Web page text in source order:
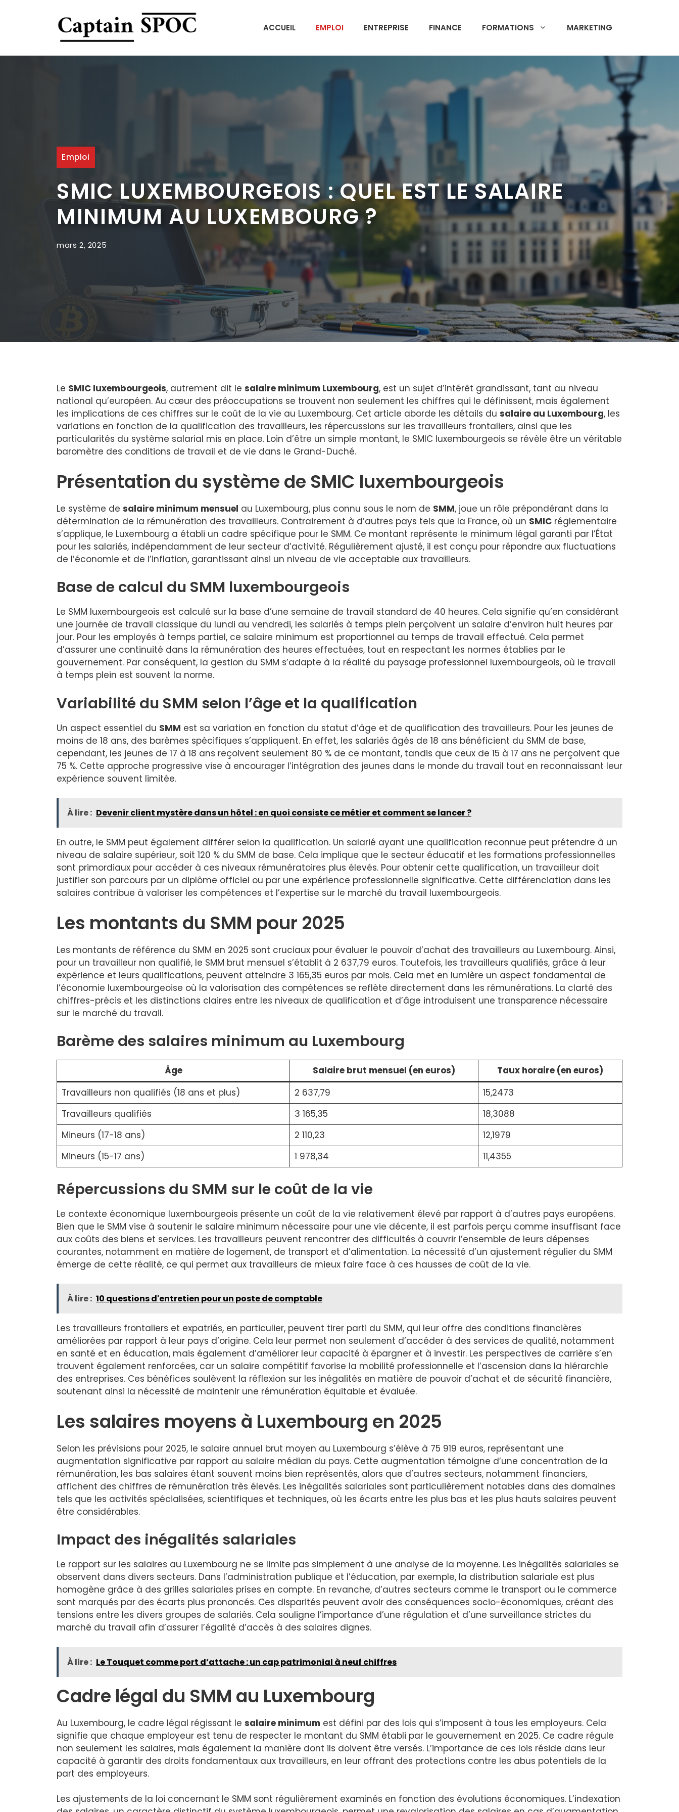
ACCUEIL EMPLOI ENTREPRISE FINANCE FORMATIONS MARKETING
Emploi
SMIC LUXEMBOURGEOIS : QUEL EST LE SALAIRE
MINIMUM AU LUXEMBOURG ?
mars 2, 2025
Le SMIC luxembourgeois, autrement dit le salaire minimum Luxembourg, est un sujet d’intérêt grandissant, tant au niveau
national qu’européen. Au cœur des préoccupations se trouvent non seulement les chiffres qui le définissent, mais également
les implications de ces chiffres sur le coût de la vie au Luxembourg. Cet article aborde les détails du salaire au Luxembourg, les
variations en fonction de la qualification des travailleurs, les répercussions sur les travailleurs frontaliers, ainsi que les
particularités du système salarial mis en place. Loin d’être un simple montant, le SMIC luxembourgeois se révèle être un véritable
baromètre des conditions de travail et de vie dans le Grand-Duché.
Présentation du système de SMIC luxembourgeois
Le système de salaire minimum mensuel au Luxembourg, plus connu sous le nom de SMM, joue un rôle prépondérant dans la
détermination de la rémunération des travailleurs. Contrairement à d’autres pays tels que la France, où un SMIC réglementaire
s’applique, le Luxembourg a établi un cadre spécifique pour le SMM. Ce montant représente le minimum légal garanti par l’État
pour les salariés, indépendamment de leur secteur d’activité. Régulièrement ajusté, il est conçu pour répondre aux fluctuations
de l’économie et de l’inflation, garantissant ainsi un niveau de vie acceptable aux travailleurs.
Base de calcul du SMM luxembourgeois
Le SMM luxembourgeois est calculé sur la base d’une semaine de travail standard de 40 heures. Cela signifie qu’en considérant
une journée de travail classique du lundi au vendredi, les salariés à temps plein perçoivent un salaire d’environ huit heures par
jour. Pour les employés à temps partiel, ce salaire minimum est proportionnel au temps de travail effectué. Cela permet
d’assurer une continuité dans la rémunération des heures effectuées, tout en respectant les normes établies par le
gouvernement. Par conséquent, la gestion du SMM s’adapte à la réalité du paysage professionnel luxembourgeois, où le travail
à temps plein est souvent la norme.
Variabilité du SMM selon l’âge et la qualification
Un aspect essentiel du SMM est sa variation en fonction du statut d’âge et de qualification des travailleurs. Pour les jeunes de
moins de 18 ans, des barèmes spécifiques s’appliquent. En effet, les salariés âgés de 18 ans bénéficient du SMM de base,
cependant, les jeunes de 17 à 18 ans reçoivent seulement 80 % de ce montant, tandis que ceux de 15 à 17 ans ne perçoivent que
75 %. Cette approche progressive vise à encourager l’intégration des jeunes dans le monde du travail tout en reconnaissant leur
expérience souvent limitée.
À lire : Devenir client mystère dans un hôtel : en quoi consiste ce métier et comment se lancer ?
En outre, le SMM peut également différer selon la qualification. Un salarié ayant une qualification reconnue peut prétendre à un
niveau de salaire supérieur, soit 120 % du SMM de base. Cela implique que le secteur éducatif et les formations professionnelles
sont primordiaux pour accéder à ces niveaux rémunératoires plus élevés. Pour obtenir cette qualification, un travailleur doit
justifier son parcours par un diplôme officiel ou par une expérience professionnelle significative. Cette différenciation dans les
salaires contribue à valoriser les compétences et l’expertise sur le marché du travail luxembourgeois.
Les montants du SMM pour 2025
Les montants de référence du SMM en 2025 sont cruciaux pour évaluer le pouvoir d’achat des travailleurs au Luxembourg. Ainsi,
pour un travailleur non qualifié, le SMM brut mensuel s’établit à 2 637,79 euros. Toutefois, les travailleurs qualifiés, grâce à leur
expérience et leurs qualifications, peuvent atteindre 3 165,35 euros par mois. Cela met en lumière un aspect fondamental de
l’économie luxembourgeoise où la valorisation des compétences se reflète directement dans les rémunérations. La clarté des
chiffres-précis et les distinctions claires entre les niveaux de qualification et d’âge introduisent une transparence nécessaire
sur le marché du travail.
Barème des salaires minimum au Luxembourg
Âge Salaire brut mensuel (en euros)
Taux horaire (en euros)
Travailleurs non qualifiés (18 ans et plus)
2 637,79
15,2473
Travailleurs qualifiés
3 165,35
18,3088
Mineurs (17-18 ans)
2 110,23
12,1979
Mineurs (15-17 ans)
1 978,34 11,4355
Répercussions du SMM sur le coût de la vie
Le contexte économique luxembourgeois présente un coût de la vie relativement élevé par rapport à d’autres pays européens.
Bien que le SMM vise à soutenir le salaire minimum nécessaire pour une vie décente, il est parfois perçu comme insuffisant face
aux coûts des biens et services. Les travailleurs peuvent rencontrer des difficultés à couvrir l’ensemble de leurs dépenses
courantes, notamment en matière de logement, de transport et d’alimentation. La nécessité d’un ajustement régulier du SMM
émerge de cette réalité, ce qui permet aux travailleurs de mieux faire face à ces hausses de coût de la vie.
À lire : 10 questions d'entretien pour un poste de comptable
Les travailleurs frontaliers et expatriés, en particulier, peuvent tirer parti du SMM, qui leur offre des conditions financières
améliorées par rapport à leur pays d’origine. Cela leur permet non seulement d’accéder à des services de qualité, notamment
en santé et en éducation, mais également d’améliorer leur capacité à épargner et à investir. Les perspectives de carrière s’en
trouvent également renforcées, car un salaire compétitif favorise la mobilité professionnelle et l’ascension dans la hiérarchie
des entreprises. Ces bénéfices soulèvent la réflexion sur les inégalités en matière de pouvoir d’achat et de sécurité financière,
soutenant ainsi la nécessité de maintenir une rémunération équitable et évaluée.
Les salaires moyens à Luxembourg en 2025
Selon les prévisions pour 2025, le salaire annuel brut moyen au Luxembourg s’élève à 75 919 euros, représentant une
augmentation significative par rapport au salaire médian du pays. Cette augmentation témoigne d’une concentration de la
rémunération, les bas salaires étant souvent moins bien représentés, alors que d’autres secteurs, notamment financiers,
affichent des chiffres de rémunération très élevés. Les inégalités salariales sont particulièrement notables dans des domaines
tels que les activités spécialisées, scientifiques et techniques, où les écarts entre les plus bas et les plus hauts salaires peuvent
être considérables.
Impact des inégalités salariales
Le rapport sur les salaires au Luxembourg ne se limite pas simplement à une analyse de la moyenne. Les inégalités salariales se
observent dans divers secteurs. Dans l’administration publique et l’éducation, par exemple, la distribution salariale est plus
homogène grâce à des grilles salariales prises en compte. En revanche, d’autres secteurs comme le transport ou le commerce
sont marqués par des écarts plus prononcés. Ces disparités peuvent avoir des conséquences socio-économiques, créant des
tensions entre les divers groupes de salariés. Cela souligne l’importance d’une régulation et d’une surveillance strictes du
marché du travail afin d’assurer l’égalité d’accès à des salaires dignes.
À lire : Le Touquet comme port d’attache : un cap patrimonial à neuf chiffres
Cadre légal du SMM au Luxembourg
Au Luxembourg, le cadre légal régissant le salaire minimum est défini par des lois qui s’imposent à tous les employeurs. Cela
signifie que chaque employeur est tenu de respecter le montant du SMM établi par le gouvernement en 2025. Ce cadre régule
non seulement les salaires, mais également la manière dont ils doivent être versés. L’importance de ces lois réside dans leur
capacité à garantir des droits fondamentaux aux travailleurs, en leur offrant des protections contre les abus potentiels de la
part des employeurs.
Les ajustements de la loi concernant le SMM sont régulièrement examinés en fonction des évolutions économiques. L’indexation